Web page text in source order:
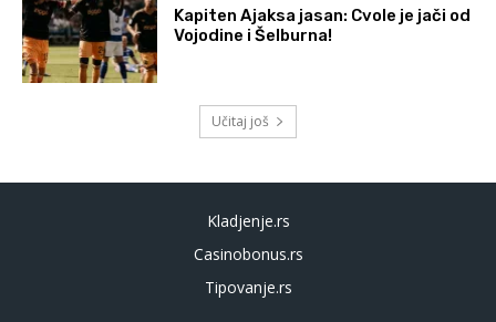
Kapiten Ajaksa jasan: Cvole je jači od
Vojodine i Šelburna!
Učitaj još
Kladjenje.rs
Casinobonus.rs
Tipovanje.rs